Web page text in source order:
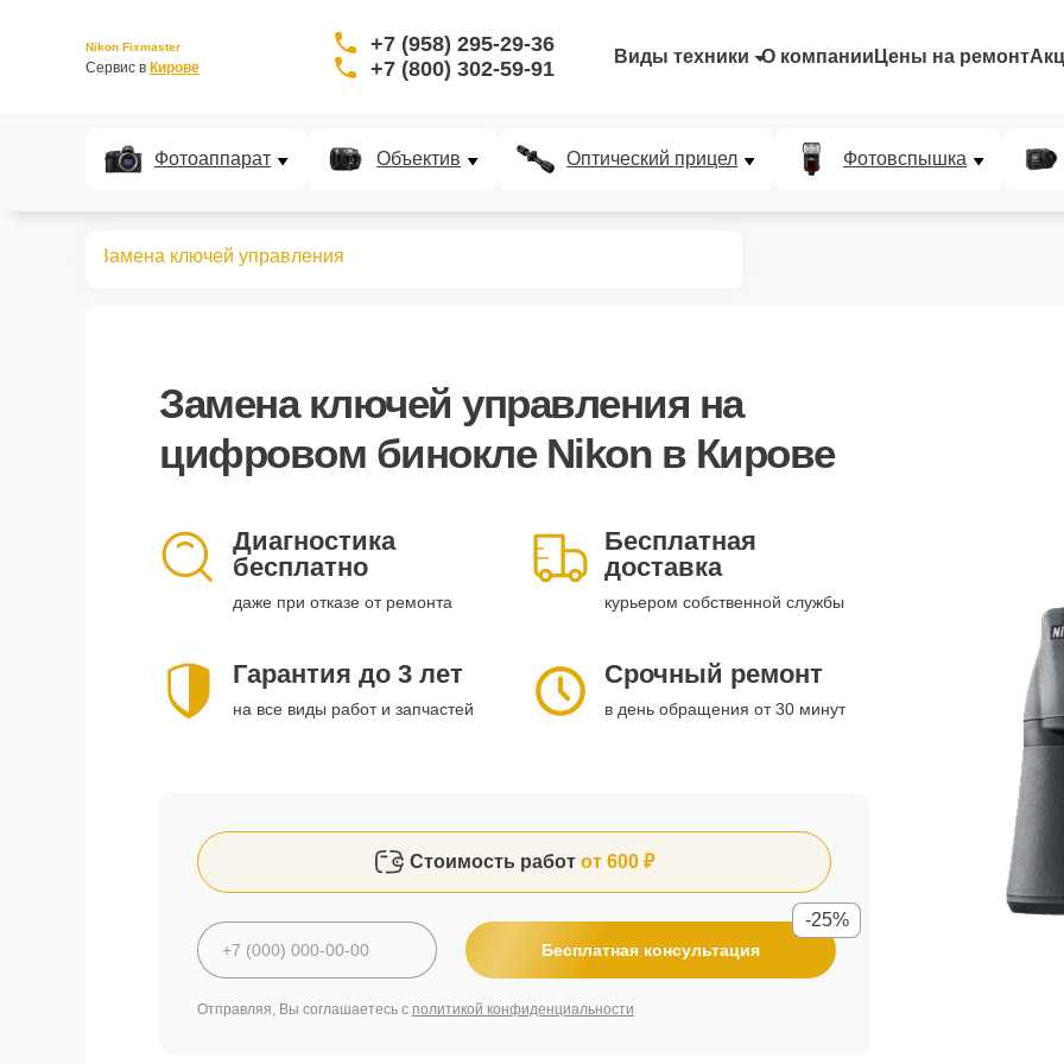
Nikon Fixmaster
Сервис в Кирове
+7 (958) 295-29-36
+7 (800) 302-59-91
Виды техники О компании Цены на ремонт
Фотоаппарат Объектив Оптический прицел Фотовспышка
Замена ключей управления
Замена ключей управления на
цифровом бинокле Nikon в Кирове
Диагностика
бесплатно
даже при отказе от ремонта
Бесплатная
доставка
курьером собственной службы
Гарантия до 3 лет
на все виды работ и запчастей
Срочный ремонт
в день обращения от 30 минут
Стоимость работ от 600 ₽
Бесплатная консультация
-25%
Отправляя, Вы соглашаетесь с политикой конфиденциальности